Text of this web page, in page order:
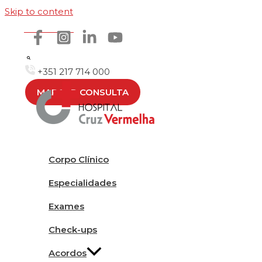
Skip to content
Como chegar
+351 217 714 000
MARCAR CONSULTA
Corpo Clínico
Especialidades
Exames
Check-ups
Acordos